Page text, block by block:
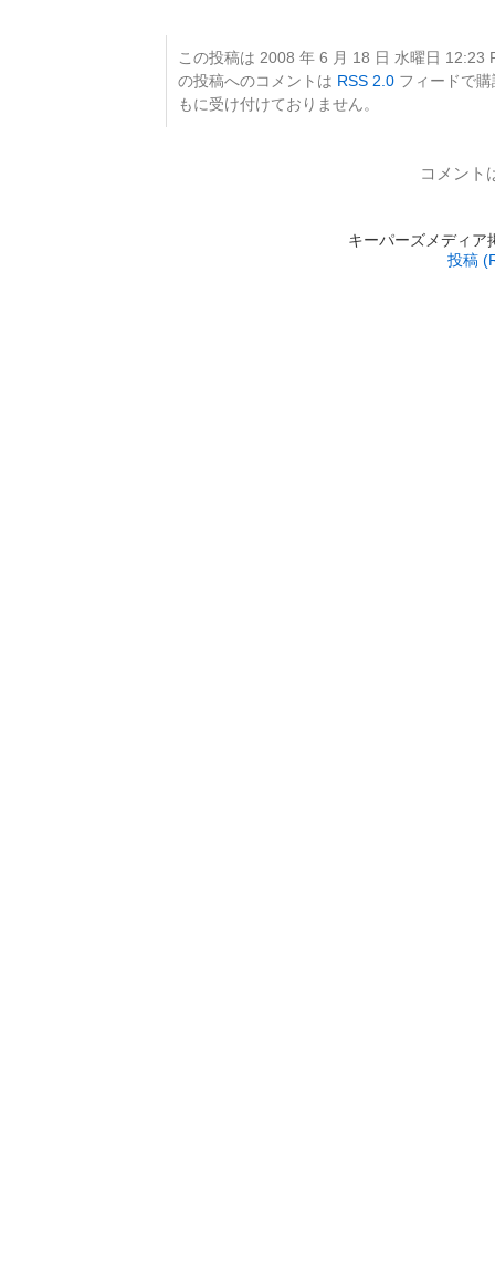
この投稿は 2008 年 6 月 18 日 水曜日 12:23
の投稿へのコメントは RSS 2.0 フィードで
もに受け付けておりません。
コメント
キーパーズメディ
投稿